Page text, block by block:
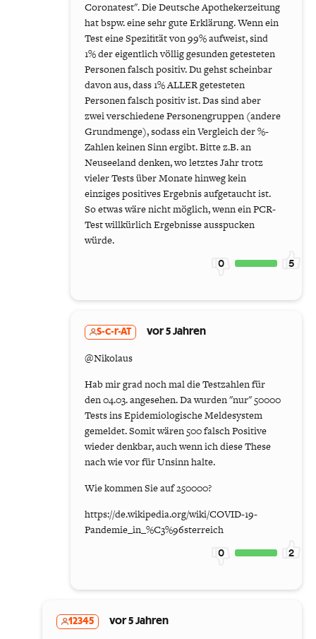
Coronatest". Die Deutsche Apothekerzeitung
hat bspw. eine sehr gute Erklärung. Wenn ein
Test eine Spezifität von 99% aufweist, sind
1% der eigentlich völlig gesunden getesteten
Personen falsch positiv. Du gehst scheinbar
davon aus, dass 1% ALLER getesteten
Personen falsch positiv ist. Das sind aber
zwei verschiedene Personengruppen (andere
Grundmenge), sodass ein Vergleich der %-
Zahlen keinen Sinn ergibt. Bitte z.B. an
Neuseeland denken, wo letztes Jahr trotz
vieler Tests über Monate hinweg kein
einziges positives Ergebnis aufgetaucht ist.
So etwas wäre nicht möglich, wenn ein PCR-
Test willkürlich Ergebnisse ausspucken
würde.
0 5
S-c-r-AT vor 5 Jahren
@Nikolaus
Hab mir grad noch mal die Testzahlen für
den 04.03. angesehen. Da wurden "nur" 50000
Tests ins Epidemiologische Meldesystem
gemeldet. Somit wären 500 falsch Positive
wieder denkbar, auch wenn ich diese These
nach wie vor für Unsinn halte.
Wie kommen Sie auf 250000?
https://de.wikipedia.org/wiki/COVID-19-
Pandemie_in_%C3%96sterreich
0 2
12345 vor 5 Jahren